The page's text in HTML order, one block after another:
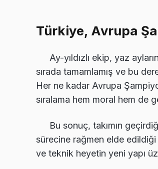
Türkiye, Avrupa
Ay-yıldızlı ekip, yaz
sırada tamamlamış ve bu
Her ne kadar Avrupa
sıralama hem moral hem de
Bu sonuç, takımın
sürecine rağmen elde edildiği
ve teknik heyetin yeni yapı